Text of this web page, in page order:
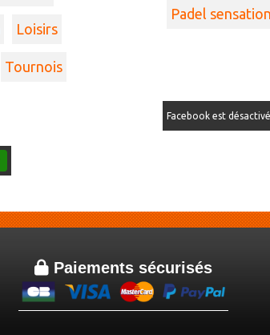
Loisirs
Tournois
Padel
Facebook est désactivé.
Paiements sécurisés